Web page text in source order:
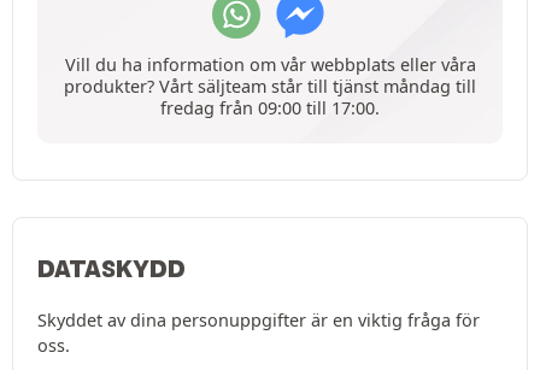
Vill du ha information om vår webbplats eller våra
produkter? Vårt säljteam står till tjänst måndag till
fredag från 09:00 till 17:00.
DATASKYDD
Skyddet av dina personuppgifter är en viktig fråga för
oss.